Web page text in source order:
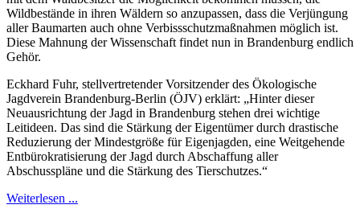
Wildbestände in ihren Wäldern so anzupassen, dass die Verjüngung
aller Baumarten auch ohne Verbissschutzmaßnahmen möglich ist.
Diese Mahnung der Wissenschaft findet nun in Brandenburg endlich
Gehör.
Eckhard Fuhr, stellvertretender Vorsitzender des Ökologische
Jagdverein Brandenburg-Berlin (ÖJV) erklärt: „Hinter dieser
Neuausrichtung der Jagd in Brandenburg stehen drei wichtige
Leitideen. Das sind die Stärkung der Eigentümer durch drastische
Reduzierung der Mindestgröße für Eigenjagden, eine Weitgehende
Entbürokratisierung der Jagd durch Abschaffung aller
Abschusspläne und die Stärkung des Tierschutzes.“
Weiterlesen ...